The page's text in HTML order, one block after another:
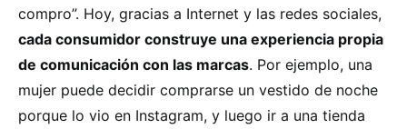
compro”. Hoy, gracias a Internet y las redes sociales,
cada consumidor construye una experiencia propia
de comunicación con las marcas. Por ejemplo, una
mujer puede decidir comprarse un vestido de noche
porque lo vio en Instagram, y luego ir a una tienda